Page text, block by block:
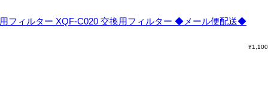
フィルター XQF-C020 交換用フィルター ◆メール便配送◆
¥1,100